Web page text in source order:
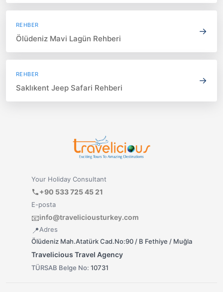
REHBER
Ölüdeniz Mavi Lagün Rehberi
→
REHBER
Saklıkent Jeep Safari Rehberi
→
Your Holiday Consultant
+90 533 725 45 21
E-posta
📧info@traveliciousturkey.com
📍Adres
Ölüdeniz Mah.Atatürk Cad.No:90 / B Fethiye / Muğla
Travelicious Travel Agency
TÜRSAB Belge No: 10731